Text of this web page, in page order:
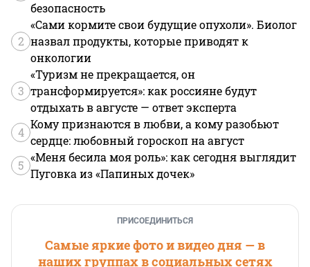
безопасность
2
«Сами кормите свои будущие опухоли». Биолог
назвал продукты, которые приводят к
онкологии
3
«Туризм не прекращается, он
трансформируется»: как россияне будут
отдыхать в августе — ответ эксперта
4
Кому признаются в любви, а кому разобьют
сердце: любовный гороскоп на август
5
«Меня бесила моя роль»: как сегодня выглядит
Пуговка из «Папиных дочек»
ПРИСОЕДИНИТЬСЯ
Самые яркие фото и видео дня — в
наших группах в социальных сетях